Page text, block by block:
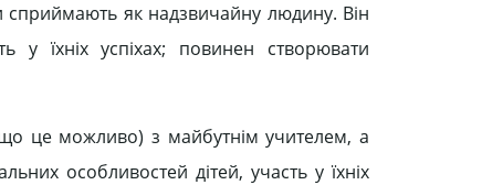
як надзвичайну людину. Він
у їхніх успіхах; повинен створювати
це можливо) з майбутнім учителем, а
особливостей дітей, участь у їхніх